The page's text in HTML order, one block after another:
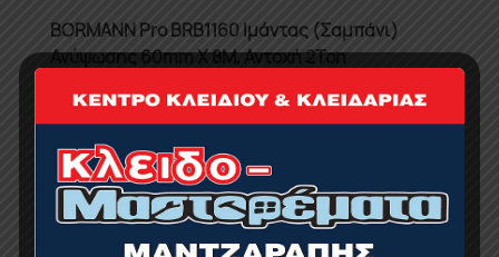
BORMANN Pro BRB1160 Ιμάντας (Σαμπάνι)
Ανύψωσης 60mm X 8M, Αντοχή 2Ton
21.00€